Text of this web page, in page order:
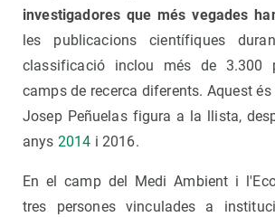
investigadores que més vegades
les publicacions científiques
classificació inclou més de 3.300
camps de recerca diferents. Aquest
Josep Peñuelas figura a la llista,
anys 2014 i 2016.
En el camp del Medi Ambient i
tres persones vinculades a